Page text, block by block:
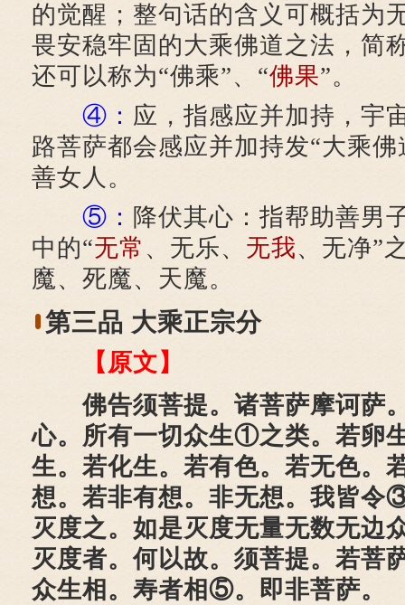
的觉醒；整句话的含义可概括为
畏安稳牢固的大乘佛道之法，简
还可以称为“佛乘”、“佛果”。
④： 应，指感应并加持，宇
路菩萨都会感应并加持发“大乘
善女人。
⑤： 降伏其心：指帮助善男
中的“无常 、无乐、 无我、无净”
魔、死魔、天魔。
第三品 大乘正宗分
【原文】
佛告须菩提。诸菩萨摩诃萨
心。所有一切众生①之类。若卵
生。若化生。若有色。若无色。
想。若非有想。非无想。我皆令
灭度之。如是灭度无量无数无边
灭度者。何以故。须菩提。若菩
众生相。寿者相⑤。即非菩萨。